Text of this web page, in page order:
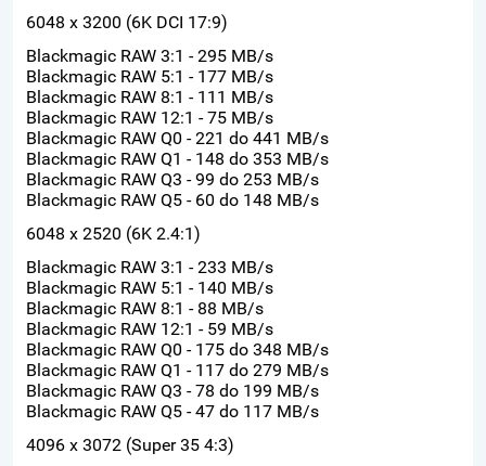
6048 x 3200 (6K DCI 17:9)
Blackmagic RAW 3:1 - 295 MB/s
Blackmagic RAW 5:1 - 177 MB/s
Blackmagic RAW 8:1 - 111 MB/s
Blackmagic RAW 12:1 - 75 MB/s
Blackmagic RAW Q0 - 221 do 441 MB/s
Blackmagic RAW Q1 - 148 do 353 MB/s
Blackmagic RAW Q3 - 99 do 253 MB/s
Blackmagic RAW Q5 - 60 do 148 MB/s
6048 x 2520 (6K 2.4:1)
Blackmagic RAW 3:1 - 233 MB/s
Blackmagic RAW 5:1 - 140 MB/s
Blackmagic RAW 8:1 - 88 MB/s
Blackmagic RAW 12:1 - 59 MB/s
Blackmagic RAW Q0 - 175 do 348 MB/s
Blackmagic RAW Q1 - 117 do 279 MB/s
Blackmagic RAW Q3 - 78 do 199 MB/s
Blackmagic RAW Q5 - 47 do 117 MB/s
4096 x 3072 (Super 35 4:3)